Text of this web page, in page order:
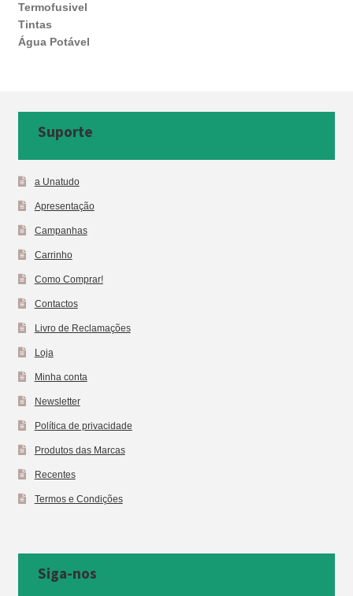
Termofusivel
Tintas
Água Potável
Suporte
a Unatudo
Apresentação
Campanhas
Carrinho
Como Comprar!
Contactos
Livro de Reclamações
Loja
Minha conta
Newsletter
Política de privacidade
Produtos das Marcas
Recentes
Termos e Condições
Siga-nos